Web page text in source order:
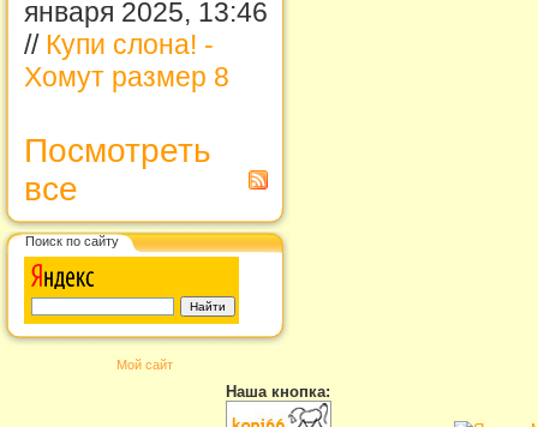
января 2025, 13:46
// Купи слона! -
Хомут размер 8
Посмотреть
все
Поиск по сайту
Мой сайт
Наша кнопка: